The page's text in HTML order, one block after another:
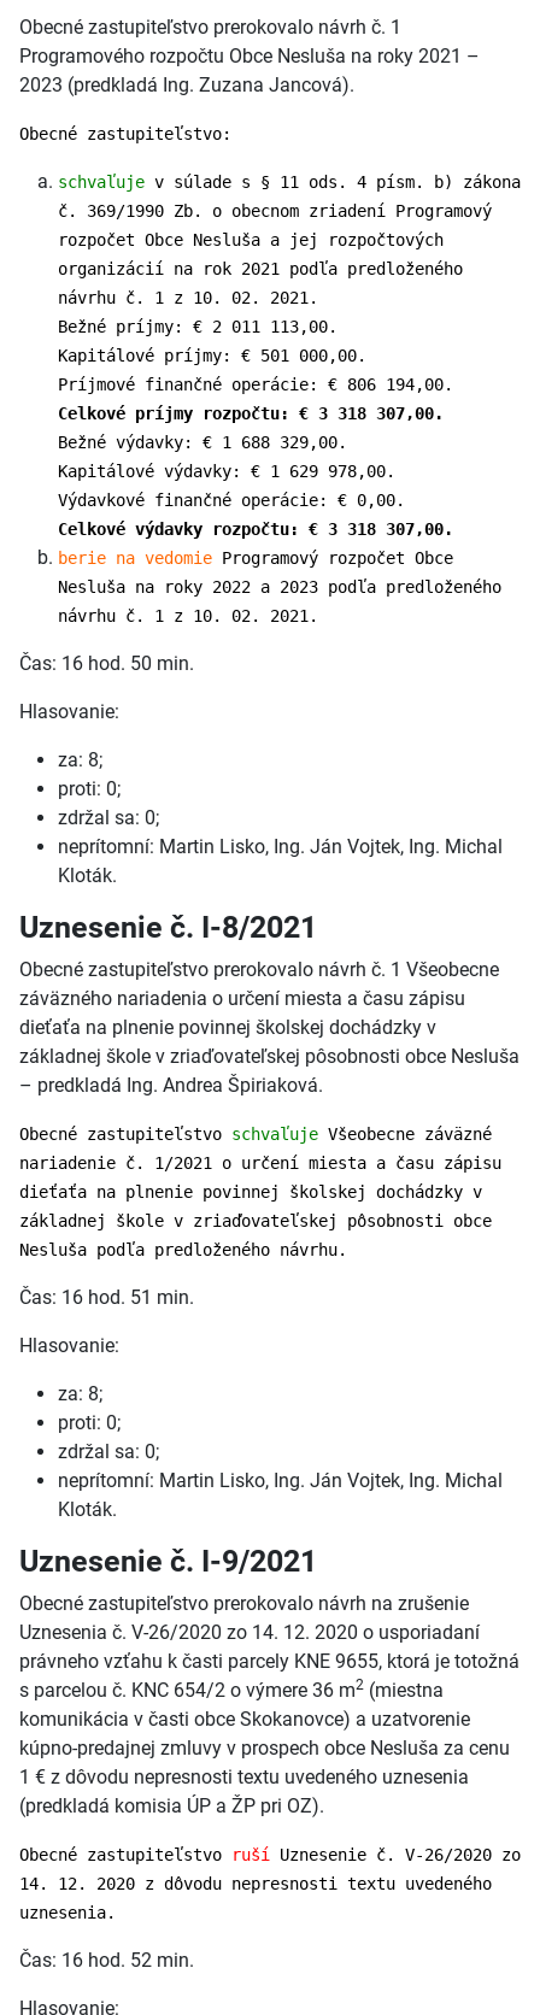
Obecné zastupiteľstvo prerokovalo návrh č. 1
Programového rozpočtu Obce Nesluša na roky 2021 –
2023 (predkladá Ing. Zuzana Jancová).
Obecné zastupiteľstvo:
schvaľuje v súlade s § 11 ods. 4 písm. b) zákona
č. 369/1990 Zb. o obecnom zriadení Programový
rozpočet Obce Nesluša a jej rozpočtových
organizácií na rok 2021 podľa predloženého
návrhu č. 1 z 10. 02. 2021.
Bežné príjmy: € 2 011 113,00.
Kapitálové príjmy: € 501 000,00.
Príjmové finančné operácie: € 806 194,00.
Celkové príjmy rozpočtu: € 3 318 307,00.
Bežné výdavky: € 1 688 329,00.
Kapitálové výdavky: € 1 629 978,00.
Výdavkové finančné operácie: € 0,00.
Celkové výdavky rozpočtu: € 3 318 307,00.
berie na vedomie Programový rozpočet Obce
Nesluša na roky 2022 a 2023 podľa predloženého
návrhu č. 1 z 10. 02. 2021.
Čas: 16 hod. 50 min.
Hlasovanie:
za: 8;
proti: 0;
zdržal sa: 0;
neprítomní: Martin Lisko, Ing. Ján Vojtek, Ing. Michal
Kloták.
Uznesenie č. I-8/2021
Obecné zastupiteľstvo prerokovalo návrh č. 1 Všeobecne
záväzného nariadenia o určení miesta a času zápisu
dieťaťa na plnenie povinnej školskej dochádzky v
základnej škole v zriaďovateľskej pôsobnosti obce Nesluša
– predkladá Ing. Andrea Špiriaková.
Obecné zastupiteľstvo schvaľuje Všeobecne záväzné
nariadenie č. 1/2021 o určení miesta a času zápisu
dieťaťa na plnenie povinnej školskej dochádzky v
základnej škole v zriaďovateľskej pôsobnosti obce
Nesluša podľa predloženého návrhu.
Čas: 16 hod. 51 min.
Hlasovanie:
za: 8;
proti: 0;
zdržal sa: 0;
neprítomní: Martin Lisko, Ing. Ján Vojtek, Ing. Michal
Kloták.
Uznesenie č. I-9/2021
Obecné zastupiteľstvo prerokovalo návrh na zrušenie
Uznesenia č. V-26/2020 zo 14. 12. 2020 o usporiadaní
právneho vzťahu k časti parcely KNE 9655, ktorá je totožná
s parcelou č. KNC 654/2 o výmere 36 m2 (miestna
komunikácia v časti obce Skokanovce) a uzatvorenie
kúpno-predajnej zmluvy v prospech obce Nesluša za cenu
1 € z dôvodu nepresnosti textu uvedeného uznesenia
(predkladá komisia ÚP a ŽP pri OZ).
Obecné zastupiteľstvo ruší
Uznesenie č. V-26/2020 zo
14. 12. 2020 z dôvodu nepresnosti textu uvedeného
uznesenia.
Čas: 16 hod. 52 min.
Hlasovanie: